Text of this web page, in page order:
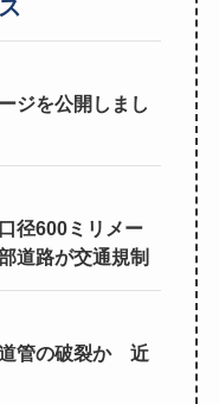
ジを公開しまし
径600ミリメー
道路が交通規制
道管の破裂か 近